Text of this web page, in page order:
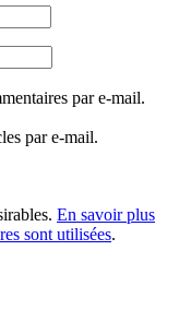
par e-mail.
par e-mail.
En savoir plus
sont utilisées.